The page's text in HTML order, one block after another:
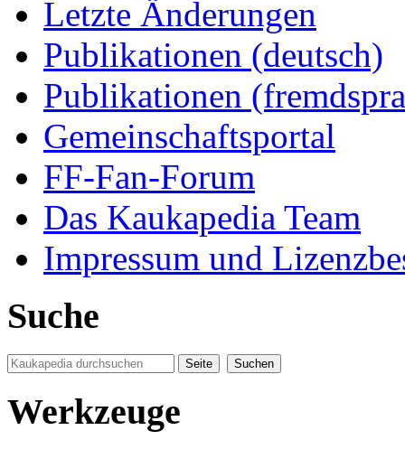
Letzte Änderungen
Publikationen (deutsch)
Publikationen
Gemeinschaftsportal
FF-Fan-Forum
Das Kaukapedia Team
Impressum und
Suche
Werkzeuge